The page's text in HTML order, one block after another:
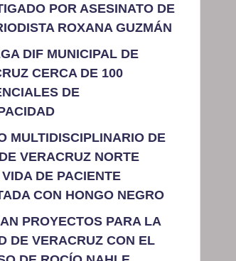
POR ASESINATO DE
ROXANA GUZMÁN
DIF MUNICIPAL DE
CERCA DE 100
DE
MULTIDISCIPLINARIO DE
VERACRUZ NORTE
DE PACIENTE
CON HONGO NEGRO
PROYECTOS PARA LA
DE VERACRUZ CON EL